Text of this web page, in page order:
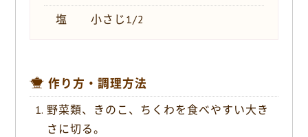
塩 小さじ1/2
作り方・調理方法
野菜類、きのこ、ちくわを食べやすい大き
さに切る。